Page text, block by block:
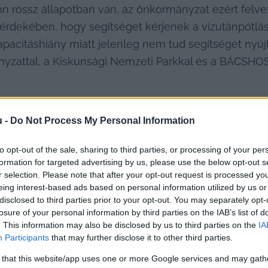
- Do Not Process My Personal Information
opt-out of the sale, sharing to third parties, or processing of your
for targeted advertising by us, please use the below opt-out
selection. Please note that after your opt-out request is processed
interest-based ads based on personal information utilized by us
to third parties prior to your opt-out. You may separately
of your personal information by third parties on the IAB’s list of
This information may also be disclosed by us to third parties on the
Participants that may further disclose it to other third parties.
that this website/app uses one or more Google services and may
rossz állapotban van, az önkormányzat ezért
hogy segítséget kérjenek a
miatt jelenleg nem tud segítséget
a Kiskunsági Nemzeti Parkkal és a
polgármesteri elemzése következett. Madari
(Nemzeti Fórum) jó együttműködést
a parlamenti munkától most búcsúzó képviselő
illetve sohasem kaptak utasítást tőle arra
hogy az új országgyűlési képviselővel, dr.